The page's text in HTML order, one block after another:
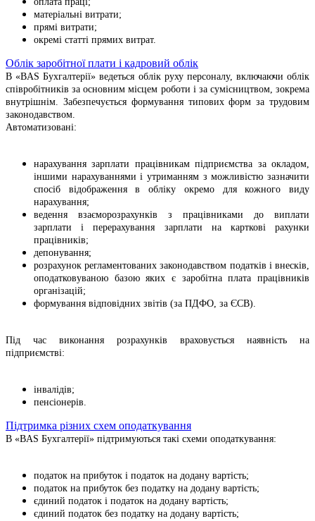
матеріальні витрати;
прямі витрати;
окремі статті прямих витрат.
Облік заробітної плати і кадровий облік
В «BAS Бухгалтерії» ведеться облік руху персоналу, включаючи облік
співробітників за основним місцем роботи і за сумісництвом, зокрема
внутрішнім. Забезпечується формування типових форм за трудовим
законодавством.
Автоматизовані:
нарахування зарплати працівникам підприємства за окладом,
іншими нарахуваннями і утриманням з можливістю зазначити
спосіб відображення в обліку окремо для кожного виду
нарахування;
ведення взаєморозрахунків з працівниками до виплати
зарплати і перерахування зарплати на карткові рахунки
працівників;
депонування;
розрахунок регламентованих законодавством податків і внесків,
оподатковуваною базою яких є заробітна плата працівників
організацій;
формування відповідних звітів (за ПДФО, за ЄСВ).
Під час виконання розрахунків враховується наявність на
підприємстві:
інвалідів;
пенсіонерів.
Підтримка різних схем оподаткування
В «BAS Бухгалтерії» підтримуються такі схеми оподаткування:
податок на прибуток і податок на додану вартість;
податок на прибуток без податку на додану вартість;
єдиний податок і податок на додану вартість;
єдиний податок без податку на додану вартість;